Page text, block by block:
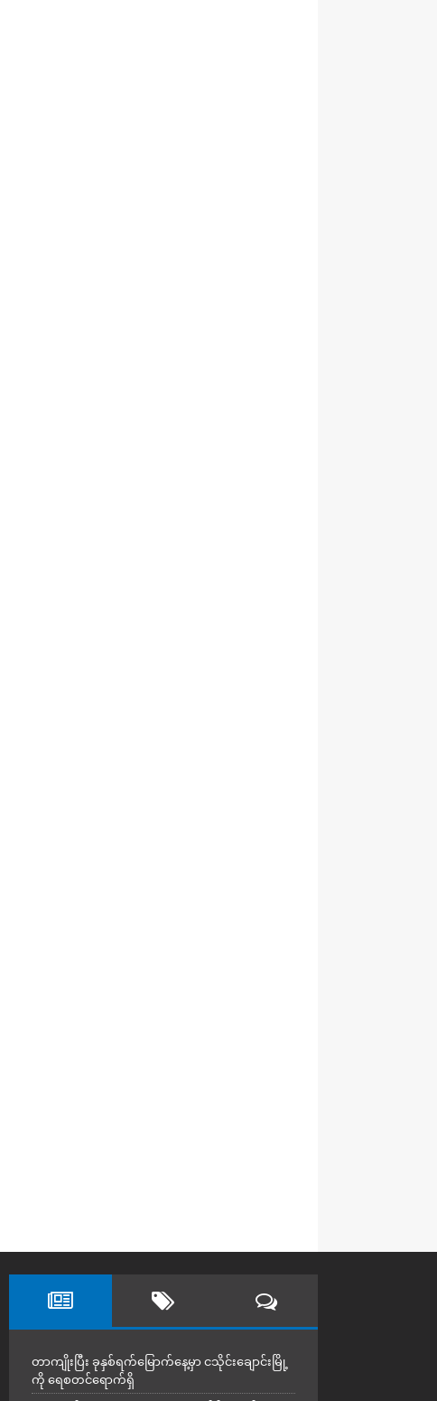
တာကျိုးပြီး ခုနှစ်ရက်မြောက်နေ့မှာ ငသိုင်းချောင်းမြို့
ကို ရေစတင်ရောက်ရှိ